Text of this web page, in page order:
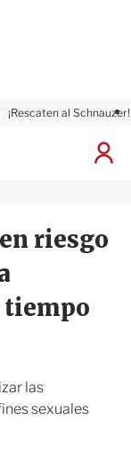
¡Rescaten al Schnauzer!
I
a
riesgo
tiempo
las
sexuales